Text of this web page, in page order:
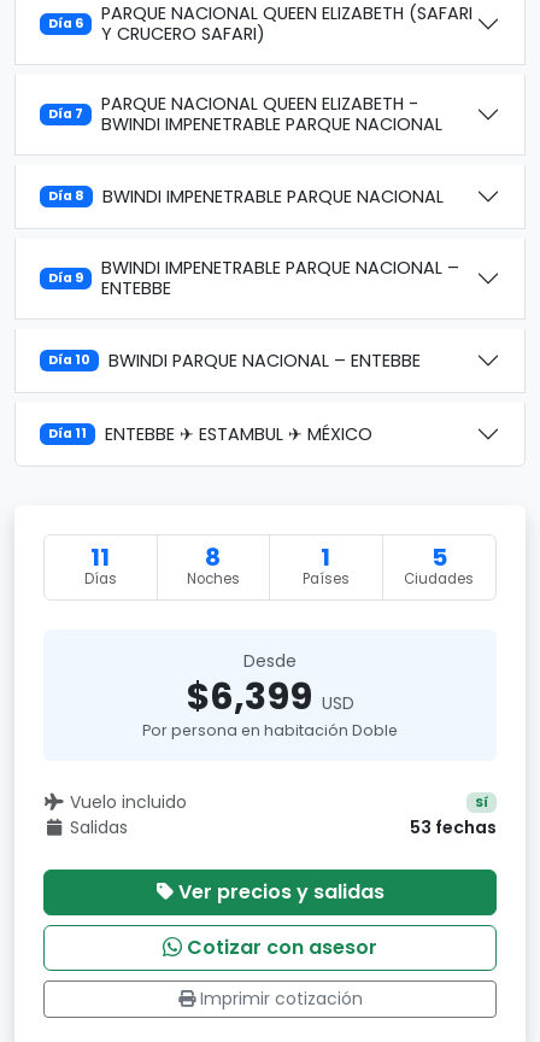
Día 6
PARQUE NACIONAL QUEEN ELIZABETH (SAFARI
Y CRUCERO SAFARI)
Día 7
PARQUE NACIONAL QUEEN ELIZABETH -
BWINDI IMPENETRABLE PARQUE NACIONAL
Día 8 BWINDI IMPENETRABLE PARQUE NACIONAL
Día 9
BWINDI IMPENETRABLE PARQUE NACIONAL –
ENTEBBE
Día 10 BWINDI PARQUE NACIONAL – ENTEBBE
Día 11 ENTEBBE ✈ ESTAMBUL ✈ MÉXICO
11
Días
8
Noches
1
Países
5
Ciudades
Desde
$6,399 USD
Por persona en habitación Doble
Vuelo incluido Sí
Salidas 53 fechas
Ver precios y salidas
Cotizar con asesor
Imprimir cotización